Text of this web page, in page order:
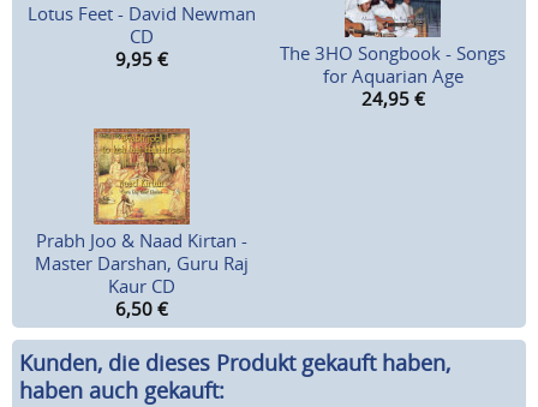
Lotus Feet - David Newman
CD
9,95 €
The 3HO Songbook - Songs
for Aquarian Age
24,95 €
Prabh Joo & Naad Kirtan -
Master Darshan, Guru Raj
Kaur CD
6,50 €
Kunden, die dieses Produkt gekauft haben,
haben auch gekauft: